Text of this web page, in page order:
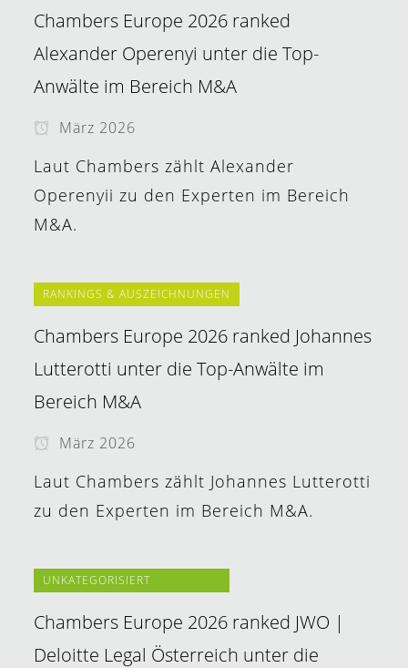
Chambers Europe 2026 ranked
Alexander Operenyi unter die Top-
Anwälte im Bereich M&A
März 2026
Laut Chambers zählt Alexander
Operenyii zu den Experten im Bereich
M&A.
RANKINGS & AUSZEICHNUNGEN
Chambers Europe 2026 ranked Johannes
Lutterotti unter die Top-Anwälte im
Bereich M&A
März 2026
Laut Chambers zählt Johannes Lutterotti
zu den Experten im Bereich M&A.
UNKATEGORISIERT
Chambers Europe 2026 ranked JWO |
Deloitte Legal Österreich unter die